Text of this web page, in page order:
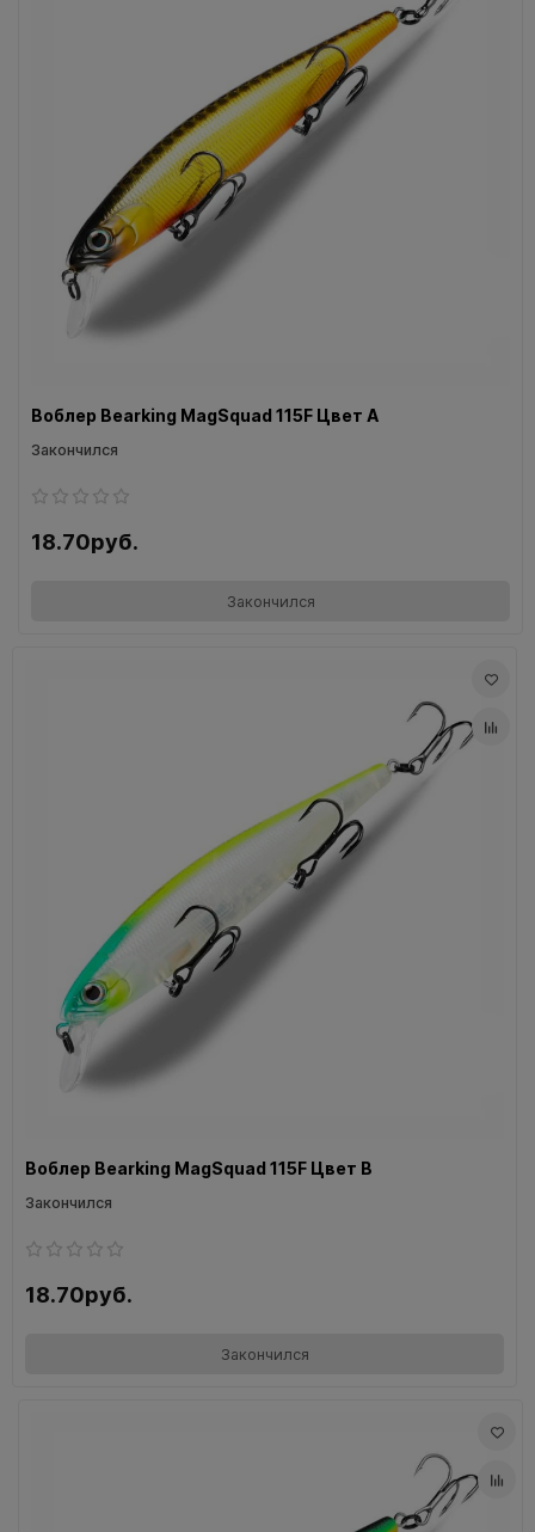
Воблер Bearking MagSquad 115F Цвет A
Закончился
18.70руб.
Закончился
Воблер Bearking MagSquad 115F Цвет B
Закончился
18.70руб.
Закончился